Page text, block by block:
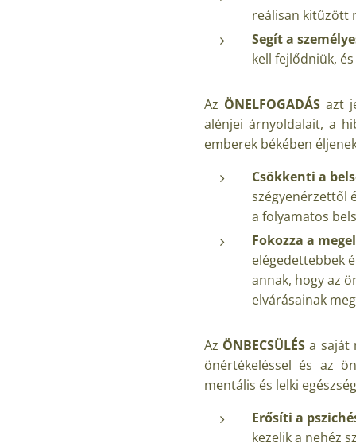
reálisan kitűzött
Segít a
kell fejlődniük,
Az ÖNELFOGADÁS azt
alénjei árnyoldalait, a
emberek békében
Csökkenti a
szégyenérzettől
a folyamatos
Fokozza a
elégedettebbek
annak, hogy az
elvárásainak
Az ÖNBECSÜLÉSa saját
önértékeléssel és az
mentális és lelki
Erősíti a
kezelik a nehéz